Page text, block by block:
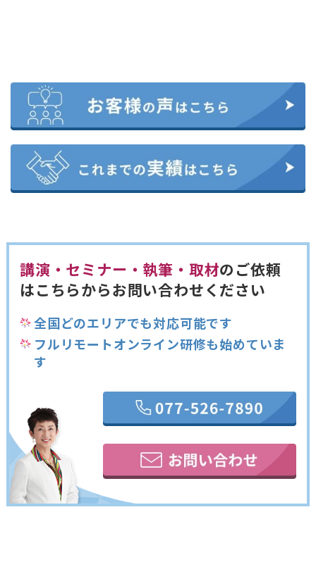
講演・セミナー・執筆・取材のご依頼
はこちらからお問い合わせください
全国どのエリアでも対応可能です
フルリモートオンライン研修も始めていま
す